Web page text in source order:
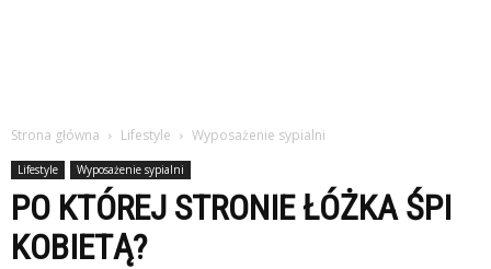
Strona główna Lifestyle Wyposażenie sypialni
Lifestyle Wyposażenie sypialni
PO KTÓREJ STRONIE ŁÓŻKA ŚPI
KOBIETĄ?